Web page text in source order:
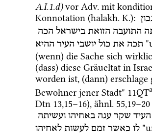
A.I.1.d)vor Adv. mit
Konnotation (halakh. K.):
התועבה הזואת בישראל הכה
תכה את כול יושבי העיר ההיא
(wenn) die Sache sich
(dass) diese Gräueltat in
worden ist, (dann) erschlage
Bewohner jener Stadt" 11QT
Dtn 13,15–16), ähnl. 55,19–20
העיד שקר ענה באחיהו ועשיתה
לו כאשר זמם לעשות לאחיהו